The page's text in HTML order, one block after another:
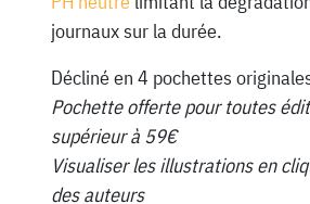
journaux sur la durée.
Décliné en 4 pochettes
Pochette offerte pour toutes
supérieur à 59€
Visualiser les illustrations en
des auteurs